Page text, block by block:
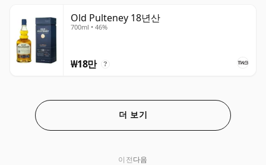
Old Pulteney 18년산
700ml • 46%
₩18만 ?
더 보기
이전다음